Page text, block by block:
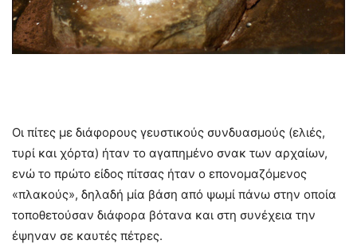
Οι πίτες με διάφορους γευστικούς συνδυασμούς (ελιές,
τυρί και χόρτα) ήταν το αγαπημένο σνακ των αρχαίων,
ενώ το πρώτο είδος πίτσας ήταν ο επονομαζόμενος
«πλακούς», δηλαδή μία βάση από ψωμί πάνω στην οποία
τοποθετούσαν διάφορα βότανα και στη συνέχεια την
έψηναν σε καυτές πέτρες.